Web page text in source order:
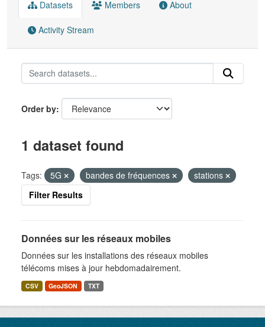
Datasets Members About
Activity Stream
Order by
1 dataset found
Tags: 5G bandes de fréquences
stations
Filter Results
Données sur les réseaux mobiles
Données sur les installations des réseaux mobiles
télécoms mises à jour hebdomadairement.
CSV GeoJSON TXT